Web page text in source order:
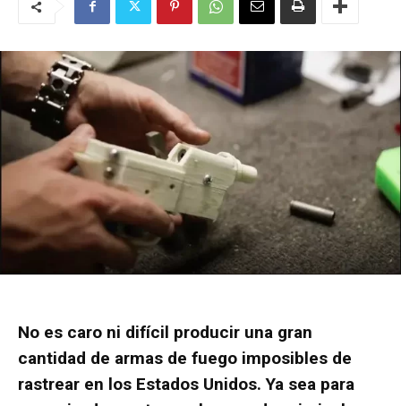
No es caro ni difícil producir una gran
cantidad de armas de fuego imposibles de
rastrear en los Estados Unidos.Ya sea para